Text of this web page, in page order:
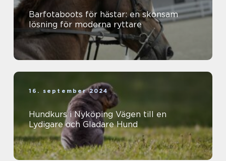
Barfotaboots för hästar: en skonsam
lösning för moderna ryttare
16. september 2024
Hundkurs i Nyköping Vägen till en
Lydigare och Gladare Hund